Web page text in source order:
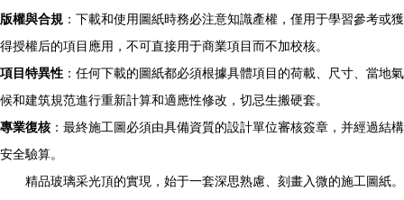
版權與合規 ：下載和使用圖紙時務必注意知識產權，僅用于學習參考或獲
得授權后的項目應用，不可直接用于商業項目而不加校核。
項目特異性 ：任何下載的圖紙都必須根據具體項目的荷載、尺寸、當地氣
候和建筑規范進行重新計算和適應性修改，切忌生搬硬套。
專業復核 ：最終施工圖必須由具備資質的設計單位審核簽章，并經過結構
安全驗算。
精品玻璃采光頂的實現，始于一套深思熟慮、刻畫入微的施工圖紙。